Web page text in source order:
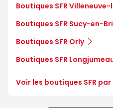
Boutiques SFR
Boutiques SFR Sucy-en-
Boutiques SFR Orly
Boutiques SFR
Voir les boutiques SFR